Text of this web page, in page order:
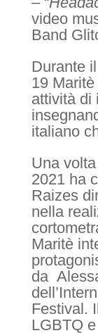
video
Band
Durante
19
attività di
italiano
Una
2021 ha
Raizes
nella
Maritè
da
Festival.
LGBTQ